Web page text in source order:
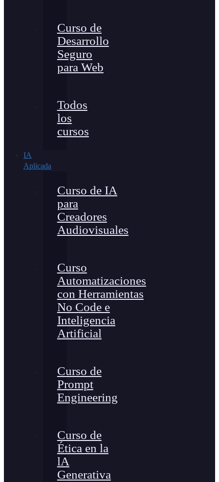
Curso de
Desarrollo
Seguro
para Web
Todos
los
cursos
IA
Aplicada
Curso de IA
para
Creadores
Audiovisuales
Curso
Automatizaciones
con Herramientas
No Code e
Inteligencia
Artificial
Curso de
Prompt
Engineering
Curso de
Ética en la
lA
Generativa